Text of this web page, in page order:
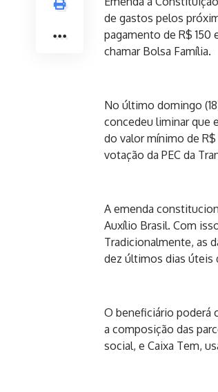
de gastos pelos
pagamento de R$ 150
chamar Bolsa Família.
No último domingo
concedeu liminar que
do valor mínimo de
votação da PEC da
A emenda
Auxílio Brasil. Com
Tradicionalmente, as
dez últimos dias úteis
O beneficiário poderá
a composição das
social, e Caixa Tem,